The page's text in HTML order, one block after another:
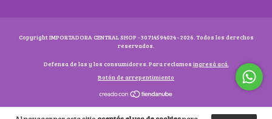
Copyright IMPORTADORA CENTRAL SHOP - 30714594024 - 2026. Todos los derechos
reservados.
Defensa de las y los consumidores. Para reclamos ingresá acá.
Botón de arrepentimiento